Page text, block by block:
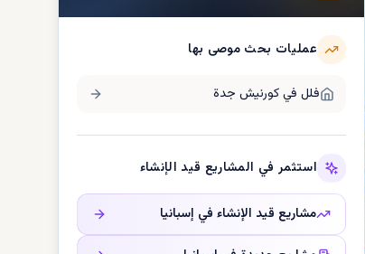
عمليات بحث موصى بها
فلل فيكورنيش جدة
استثمر في المشاريع قيد الإنشاء
مشاريع قيد الإنشاء في إسبانيا